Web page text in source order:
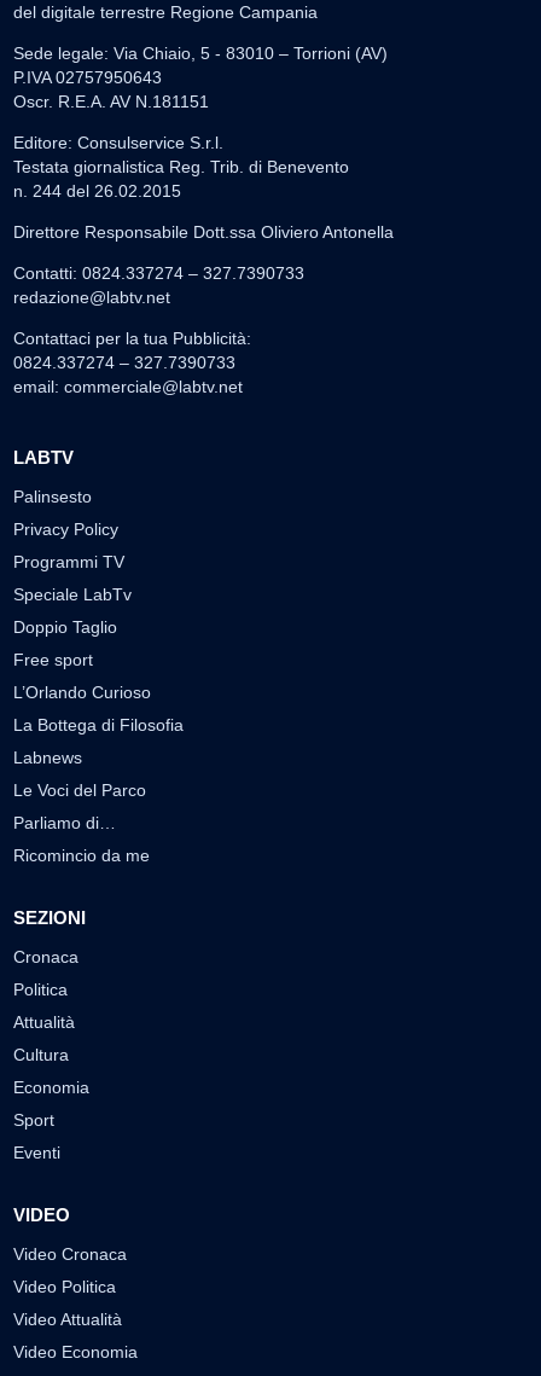
del digitale terrestre Regione Campania
Sede legale: Via Chiaio, 5 - 83010 – Torrioni (AV)
P.IVA 02757950643
Oscr. R.E.A. AV N.181151
Editore: Consulservice S.r.l.
Testata giornalistica Reg. Trib. di Benevento
n. 244 del 26.02.2015
Direttore Responsabile Dott.ssa Oliviero Antonella
Contatti: 0824.337274 – 327.7390733
redazione@labtv.net
Contattaci per la tua Pubblicità:
0824.337274 – 327.7390733
email: commerciale@labtv.net
LABTV
Palinsesto
Privacy Policy
Programmi TV
Speciale LabTv
Doppio Taglio
Free sport
L’Orlando Curioso
La Bottega di Filosofia
Labnews
Le Voci del Parco
Parliamo di…
Ricomincio da me
SEZIONI
Cronaca
Politica
Attualità
Cultura
Economia
Sport
Eventi
VIDEO
Video Cronaca
Video Politica
Video Attualità
Video Economia